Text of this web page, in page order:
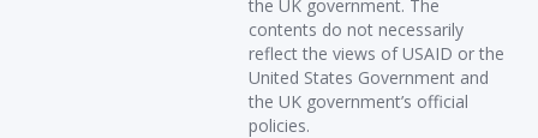
the UK government. The
contents do not necessarily
reflect the views of USAID or the
United States Government and
the UK government’s official
policies.